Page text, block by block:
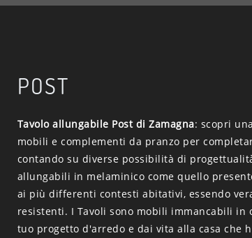
POST
Tavolo allungabile Post di Zamagna: scopri
mobili e complementi da pranzo per
contando su diverse possibilità di
allungabili in melaminico come quello
ai più differenti contesti abitativi, essendo
resistenti. I Tavoli sono mobili immancabili in
tuo progetto d'arredo e dai vita alla casa che